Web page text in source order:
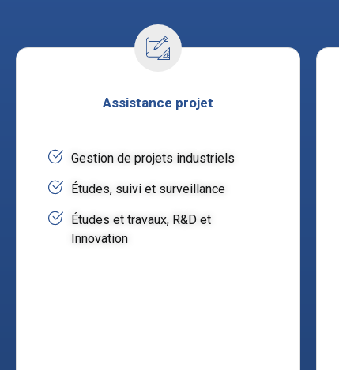
Assistance projet
Gestion de projets industriels
Études, suivi et surveillance
Études et travaux, R&D et
Innovation